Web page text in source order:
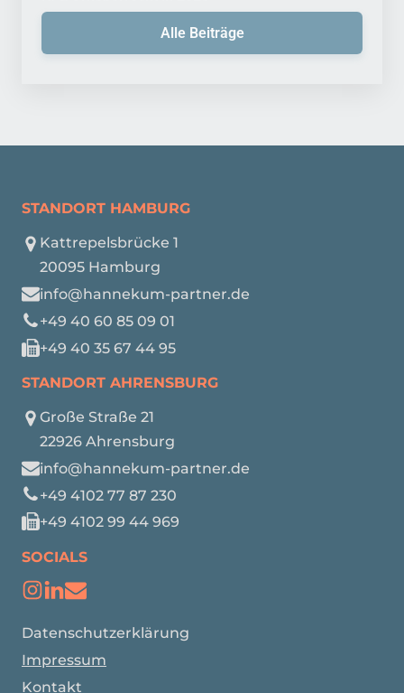
Alle Beiträge
STANDORT HAMBURG
Kattrepelsbrücke 1
20095 Hamburg
info@hannekum-partner.de
+49 40 60 85 09 01
+49 40 35 67 44 95
STANDORT AHRENSBURG
Große Straße 21
22926 Ahrensburg
info@hannekum-partner.de
+49 4102 77 87 230
+49 4102 99 44 969
SOCIALS
Datenschutzerklärung
Impressum
Kontakt